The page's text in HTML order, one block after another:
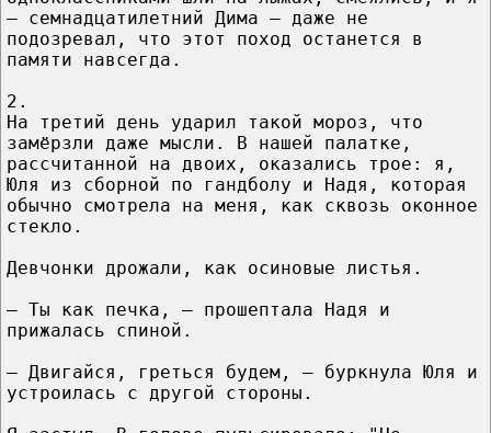
— семнадцатилетний Дима — даже не
подозревал, что этот поход останется в
памяти навсегда.
2.
На третий день ударил такой мороз, что
замёрзли даже мысли. В нашей палатке,
рассчитанной на двоих, оказались трое: я,
Юля из сборной по гандболу и Надя, которая
обычно смотрела на меня, как сквозь оконное
стекло.
Девчонки дрожали, как осиновые листья.
— Ты как печка, — прошептала Надя и
прижалась спиной.
— Двигайся, греться будем, — буркнула Юля и
устроилась с другой стороны.